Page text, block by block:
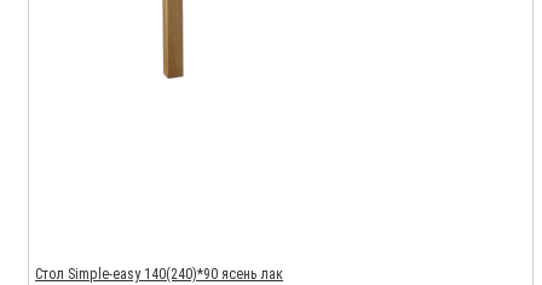
Стол Simple-easy 140(240)*90 ясень лак